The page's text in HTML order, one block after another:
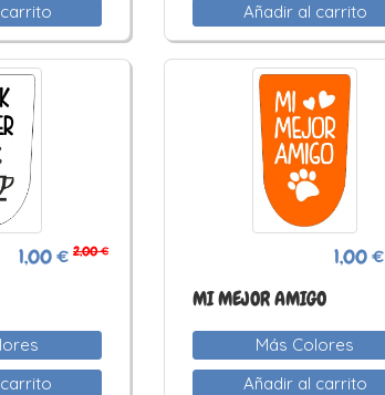
Añadir al carrito
1,00 € 2,00 € 1,00 €
MI MEJOR AMIGO
Más Colores
Añadir al carrito